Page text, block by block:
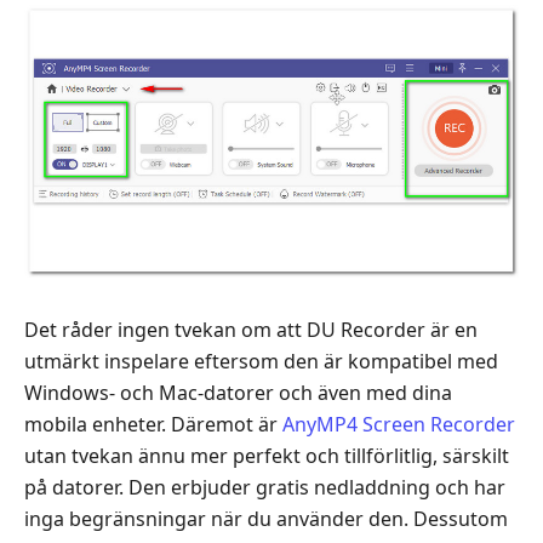
Det råder ingen tvekan om att DU Recorder är en
utmärkt inspelare eftersom den är kompatibel med
Windows- och Mac-datorer och även med dina
mobila enheter. Däremot ärAnyMP4 Screen Recorder
utan tvekan ännu mer perfekt och tillförlitlig, särskilt
på datorer. Den erbjuder gratis nedladdning och har
inga begränsningar när du använder den. Dessutom